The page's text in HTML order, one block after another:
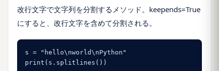
改行文字で文字列を分割するメソッド。keepends=True
にすると、改行文字を含めて分割される。
s = "hello\nworld\nPython"
print(s.splitlines())